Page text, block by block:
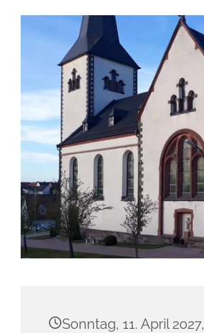
Sonntag, 11. April 2027,